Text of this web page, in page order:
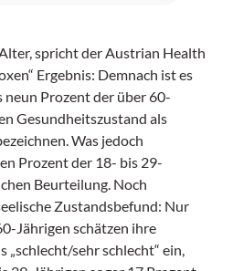
spricht der Austrian Health
Ergebnis: Demnach ist es
neun Prozent der über 60-
Gesundheitszustand als
Was jedoch
Prozent der 18- bis 29-
Beurteilung. Noch
Zustandsbefund: Nur
Jährigen schätzen ihre
„schlecht/sehr schlecht“ ein,